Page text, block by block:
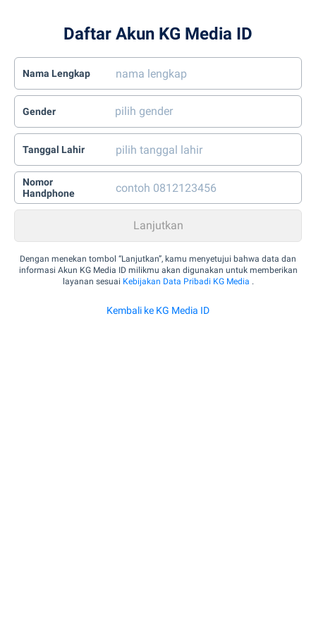
Daftar Akun KG Media ID
Nama Lengkap
Gender
Tanggal Lahir
Nomor
Handphone
Dengan menekan tombol “Lanjutkan”, kamu menyetujui bahwa data dan
informasi Akun KG Media ID milikmu akan digunakan untuk memberikan
layanan sesuai Kebijakan Data Pribadi KG Media .
Kembali ke KG Media ID